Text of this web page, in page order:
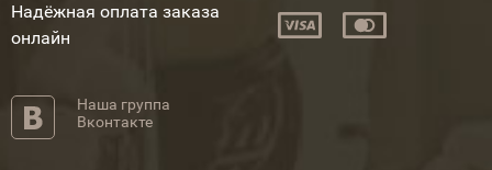
Надёжная оплата заказа
онлайн
Наша группа
Вконтакте